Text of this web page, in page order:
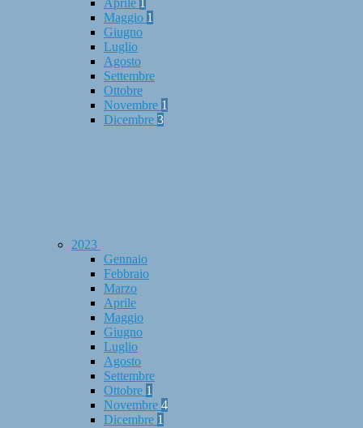
Aprile 1
Maggio 1
Giugno
Luglio
Agosto
Settembre
Ottobre
Novembre 1
Dicembre 3
2023
Gennaio
Febbraio
Marzo
Aprile
Maggio
Giugno
Luglio
Agosto
Settembre
Ottobre 1
Novembre 4
Dicembre 1